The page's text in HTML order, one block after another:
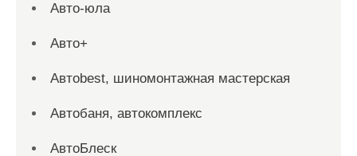
Авто-юла
Авто+
Автоbest, шиномонтажная мастерская
Автобаня, автокомплекс
АвтоБлеск